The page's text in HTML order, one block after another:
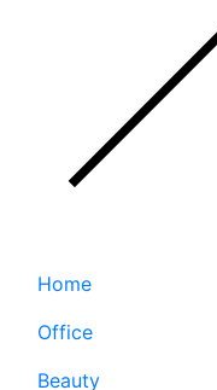
Home
Office
Beauty